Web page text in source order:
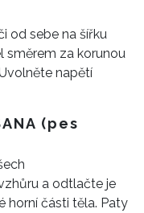
od sebe na šířku
směrem za korunou
napětí
(pes
a odtlačte je
horní části těla. Paty